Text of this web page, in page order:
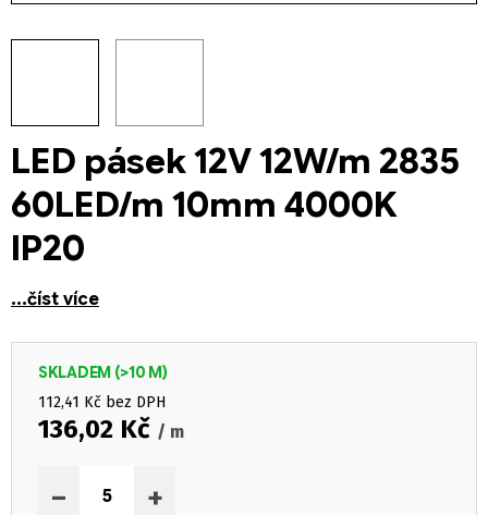
LED pásek 12V 12W/m 2835
60LED/m 10mm 4000K
IP20
SKLADEM (>10 M)
136,02 Kč / m
112,41 Kč bez DPH
+
−
...číst více